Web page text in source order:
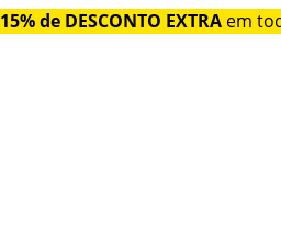
15% de DESCONTO EXTRA em